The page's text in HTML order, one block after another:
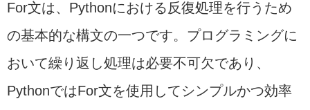
For文は、Pythonにおける反復処理を行うため
の基本的な構文の一つです。プログラミングに
おいて繰り返し処理は必要不可欠であり、
PythonではFor文を使用してシンプルかつ効率